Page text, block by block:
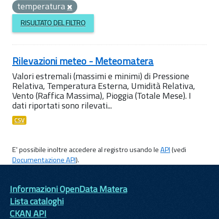
temperatura
RISULTATO DEL FILTRO
Rilevazioni meteo - Meteomatera
Valori estremali (massimi e minimi) di Pressione
Relativa, Temperatura Esterna, Umidità Relativa,
Vento (Raffica Massima), Pioggia (Totale Mese). I
dati riportati sono rilevati...
CSV
E' possibile inoltre accedere al registro usando leAPI(vedi
Documentazione API).
Informazioni OpenData Matera
Lista cataloghi
CKAN API